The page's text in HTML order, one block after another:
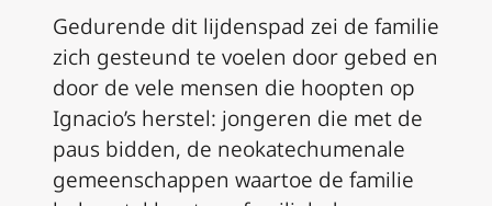
Gedurende dit lijdenspad zei de familie
zich gesteund te voelen door gebed en
door de vele mensen die hoopten op
Ignacio’s herstel: jongeren die met de
paus bidden, de neokatechumenale
gemeenschappen waartoe de familie